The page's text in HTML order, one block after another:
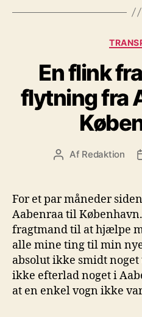
En flink
flytning fra
Indlægsforfatter
Af Redaktion
For et par måneder
Aabenraa til
fragtmand til at hjælpe
alle mine ting til min
absolut ikke smidt
ikke efterlad noget i
at en enkel vogn ikke